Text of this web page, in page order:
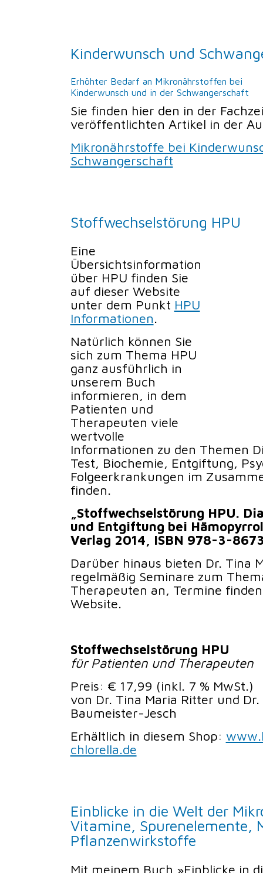
Kinderwunsch und
Erhöhter Bedarf an Mikronährstoffen bei
Kinderwunsch und in der Schwangerschaft
Sie finden hier den in der
veröffentlichten Artikel in der
Mikronährstoffe bei
Schwangerschaft
Stoffwechselstörung HPU
Eine
Übersichtsinformation
über HPU finden Sie
auf dieser Website
unter dem Punkt HPU
Informationen.
Natürlich können Sie
sich zum Thema HPU
ganz ausführlich in
unserem Buch
informieren, in dem
Patienten und
Therapeuten viele
wertvolle
Informationen zu den Themen
Test, Biochemie, Entgiftung,
Folgeerkrankungen im
finden.
„Stoffwechselstörung HPU.
und Entgiftung bei
Verlag 2014, ISBN 978-3-
Darüber hinaus bieten Dr. Tina
regelmäßig Seminare zum
Therapeuten an, Termine
Website.
Stoffwechselstörung HPU
für Patienten und Therapeuten
Preis: € 17,99 (inkl. 7 % MwSt.)
von Dr. Tina Maria Ritter und
Baumeister-Jesch
Erhältlich in diesem Shop:
chlorella.de
Einblicke in die Welt der
Vitamine, Spurenelemente,
Pflanzenwirkstoffe
Mit meinem Buch »Einblicke in